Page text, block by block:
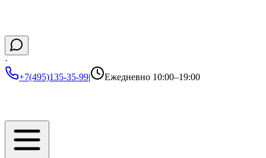
·
+7(495)135-35-99| Ежедневно 10:00–19:00